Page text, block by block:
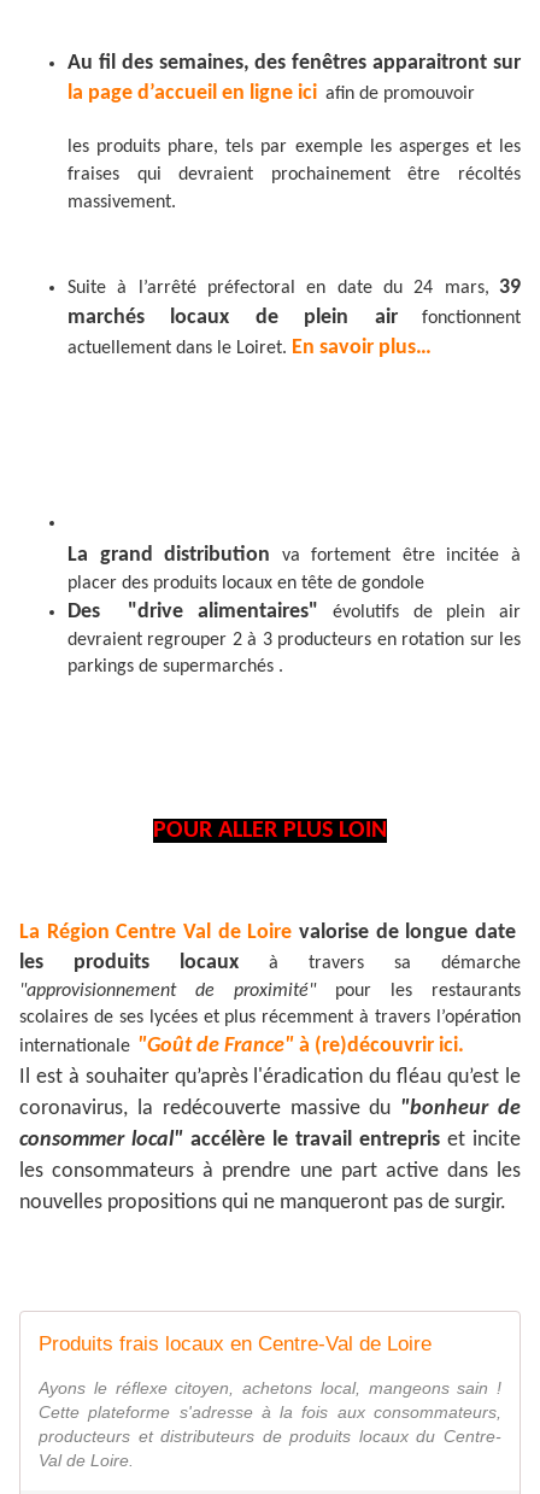
Au fil des semaines, des fenêtres apparaitront sur
la page d’accueil en ligne ici afin de promouvoir
les produits phare, tels par exemple les asperges et les
fraises qui devraient prochainement être récoltés
massivement.
Suite à l’arrêté préfectoral en date du 24 mars, 39
marchés locaux de plein air
fonctionnent
actuellement dans le Loiret. En savoir plus…
La grand distribution
va fortement être incitée à
placer des produits locaux en tête de gondole
Des "drive alimentaires"
évolutifs de plein air
devraient regrouper 2 à 3 producteurs en rotation sur les
parkings de supermarchés .
POUR ALLER PLUS LOIN
La Région Centre Val de Loire valorise de longue date
les produits locaux
à travers sa démarche
"approvisionnement de proximité" pour les restaurants
scolaires de ses lycées et plus récemment à travers l’opération
internationale "Goût de France" à (re)découvrir ici.
Il est à souhaiter qu’après l'éradication du fléau qu’est le
coronavirus, la redécouverte massive du "bonheur de
consommer local" accélère le travail entrepris et incite
les consommateurs à prendre une part active dans les
nouvelles propositions qui ne manqueront pas de surgir.
Produits frais locaux en Centre-Val de Loire
Ayons le réflexe citoyen, achetons local, mangeons sain !
Cette plateforme s'adresse à la fois aux consommateurs,
producteurs et distributeurs de produits locaux du Centre-
Val de Loire.